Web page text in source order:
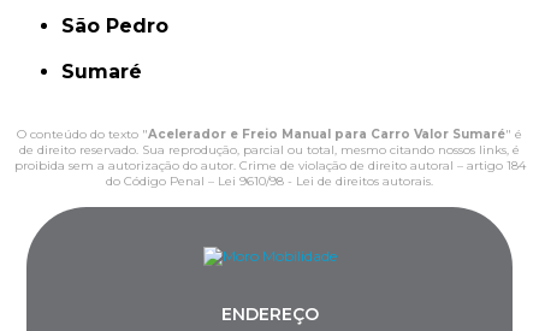
São Pedro
Sumaré
O conteúdo do texto "Acelerador e Freio Manual para Carro Valor Sumaré" é
de direito reservado. Sua reprodução, parcial ou total, mesmo citando nossos links, é
proibida sem a autorização do autor. Crime de violação de direito autoral – artigo 184
do Código Penal – Lei 9610/98 - Lei de direitos autorais.
ENDEREÇO